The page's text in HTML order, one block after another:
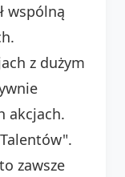
wspólną
z dużym
akcjach.
Talentów".
zawsze